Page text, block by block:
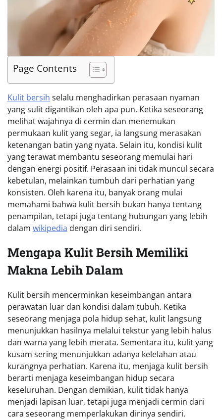
Page Contents
Kulit bersih selalu menghadirkan perasaan nyaman
yang sulit digantikan oleh apa pun. Ketika seseorang
melihat wajahnya di cermin dan menemukan
permukaan kulit yang segar, ia langsung merasakan
ketenangan batin yang nyata. Selain itu, kondisi kulit
yang terawat membantu seseorang memulai hari
dengan energi positif. Perasaan ini tidak muncul secara
kebetulan, melainkan tumbuh dari perhatian yang
konsisten. Oleh karena itu, banyak orang mulai
memahami bahwa kulit bersih bukan hanya tentang
penampilan, tetapi juga tentang hubungan yang lebih
dalam wikipedia dengan diri sendiri.
Mengapa Kulit Bersih Memiliki
Makna Lebih Dalam
Kulit bersih mencerminkan keseimbangan antara
perawatan luar dan kondisi dalam tubuh. Ketika
seseorang menjaga pola hidup sehat, kulit langsung
menunjukkan hasilnya melalui tekstur yang lebih halus
dan warna yang lebih merata. Sementara itu, kulit yang
kusam sering menunjukkan adanya kelelahan atau
kurangnya perhatian. Karena itu, menjaga kulit bersih
berarti menjaga keseimbangan hidup secara
keseluruhan. Dengan demikian, kulit tidak hanya
menjadi lapisan luar, tetapi juga menjadi cermin dari
cara seseorang memperlakukan dirinya sendiri.